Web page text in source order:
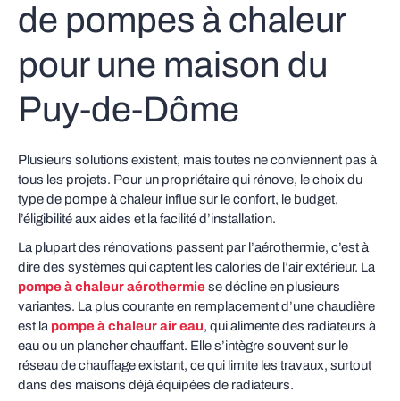
de pompes à chaleur
pour une maison du
Puy-de-Dôme
Plusieurs solutions existent, mais toutes ne conviennent pas à
tous les projets. Pour un propriétaire qui rénove, le choix du
type de pompe à chaleur influe sur le confort, le budget,
l’éligibilité aux aides et la facilité d’installation.
La plupart des rénovations passent par l’aérothermie, c’est à
dire des systèmes qui captent les calories de l’air extérieur. La
pompe à chaleur aérothermiese décline en plusieurs
variantes. La plus courante en remplacement d’une chaudière
est la pompe à chaleur air eau, qui alimente des radiateurs à
eau ou un plancher chauffant. Elle s’intègre souvent sur le
réseau de chauffage existant, ce qui limite les travaux, surtout
dans des maisons déjà équipées de radiateurs.